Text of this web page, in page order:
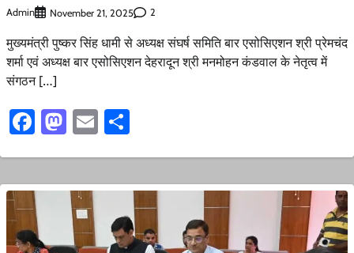
Admin November 21, 2025 2
मुख्यमंत्री पुष्कर सिंह धामी से अध्यक्ष संघर्ष समिति बार एसोसिएशन श्री प्रेमचंद
शर्मा एवं अध्यक्ष बार एसोसिएशन देहरादून श्री मनमोहन कंडवाल के नेतृत्व में
संगठन […]
Facebook
Mastodon
Email